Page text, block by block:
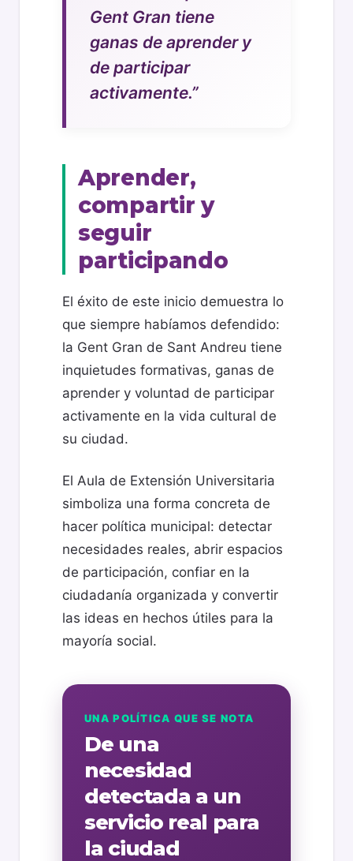
Gent Gran tiene
ganas de aprender y
de participar
activamente.”
Aprender,
compartir y
seguir
participando
El éxito de este inicio demuestra lo
que siempre habíamos defendido:
la Gent Gran de Sant Andreu tiene
inquietudes formativas, ganas de
aprender y voluntad de participar
activamente en la vida cultural de
su ciudad.
El Aula de Extensión Universitaria
simboliza una forma concreta de
hacer política municipal: detectar
necesidades reales, abrir espacios
de participación, confiar en la
ciudadanía organizada y convertir
las ideas en hechos útiles para la
mayoría social.
UNA POLÍTICA QUE SE NOTA
De una
necesidad
detectada a un
servicio real para
la ciudad